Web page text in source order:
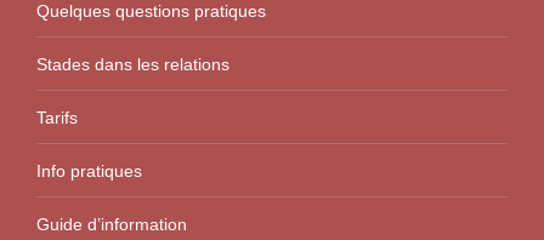
Quelques questions pratiques
Stades dans les relations
Tarifs
Info pratiques
Guide d’information